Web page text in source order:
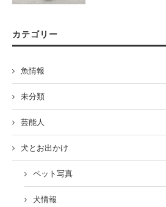
カテゴリー
魚情報
未分類
芸能人
犬とお出かけ
ペット写真
犬情報